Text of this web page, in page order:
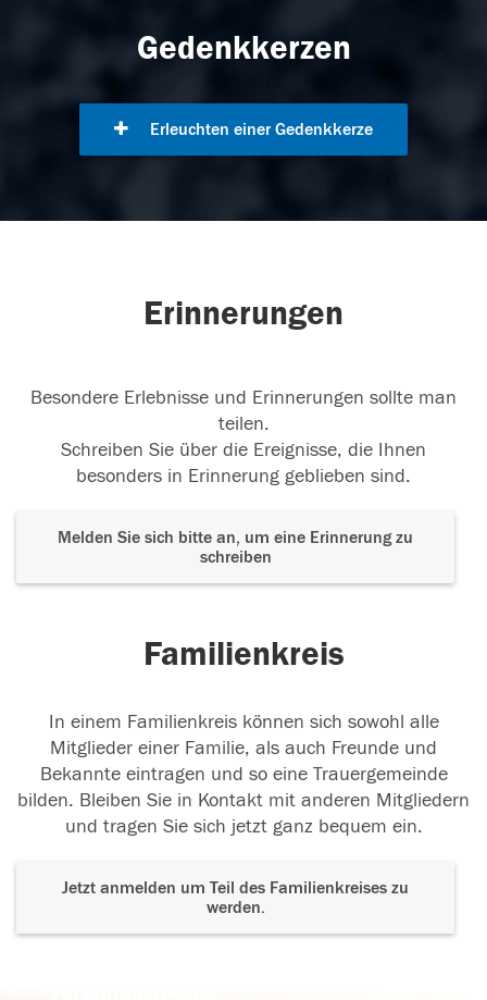
Gedenkkerzen
Erleuchten einer Gedenkkerze
Erinnerungen
Besondere Erlebnisse und Erinnerungen sollte man
teilen.
Schreiben Sie über die Ereignisse, die Ihnen
besonders in Erinnerung geblieben sind.
Melden Sie sich bitte an, um eine Erinnerung zu
schreiben
Familienkreis
In einem Familienkreis können sich sowohl alle
Mitglieder einer Familie, als auch Freunde und
Bekannte eintragen und so eine Trauergemeinde
bilden. Bleiben Sie in Kontakt mit anderen Mitgliedern
und tragen Sie sich jetzt ganz bequem ein.
Jetzt anmelden um Teil des Familienkreises zu
werden.